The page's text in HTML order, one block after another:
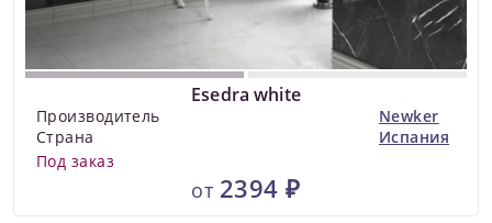
Esedra white
Производитель
Newker
Страна
Испания
Под заказ
от 2394 ₽